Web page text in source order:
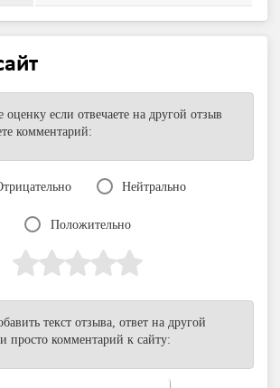
оценку если отвечаете на другой отзыв
комментарий:
Нейтрально
Положительно
текст отзыва, ответ на другой
просто комментарий к сайту: